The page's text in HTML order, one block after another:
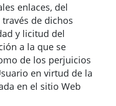
enlaces, del
de dichos
y licitud del
a la que se
de los perjuicios
en virtud de la
en el sitio Web